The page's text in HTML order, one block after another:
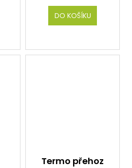
DO KOŠÍKU
Termo přehoz